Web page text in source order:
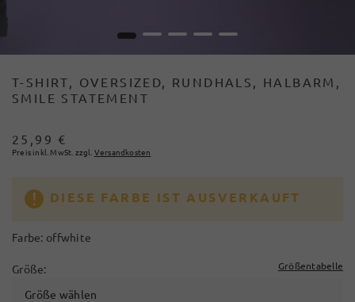
1 2 3 4 5
T-SHIRT, OVERSIZED, RUNDHALS, HALBARM,
SMILE STATEMENT
25,99 €
Preis inkl. MwSt. zzgl. Versandkosten
DIESE FARBE IST AUSVERKAUFT
Farbe: offwhite
Größe: Größentabelle
Größe wählen